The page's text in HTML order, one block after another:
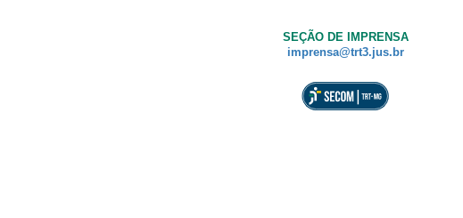
SEÇÃO DE IMPRENSA
imprensa@trt3.jus.br